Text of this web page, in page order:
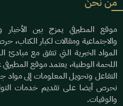
موقع المطيرفي يمزج بين الأخبار
والاجتماعية ومقالات لكبار الكتاب،
المواد الخبرية التي تتفق مع
اللحمة الوطنية، يعتمد موقع
التفاعل وتحويل المعلومات إلى مواد
نحرص أيضا على تقديم خدمات
والوفيات.